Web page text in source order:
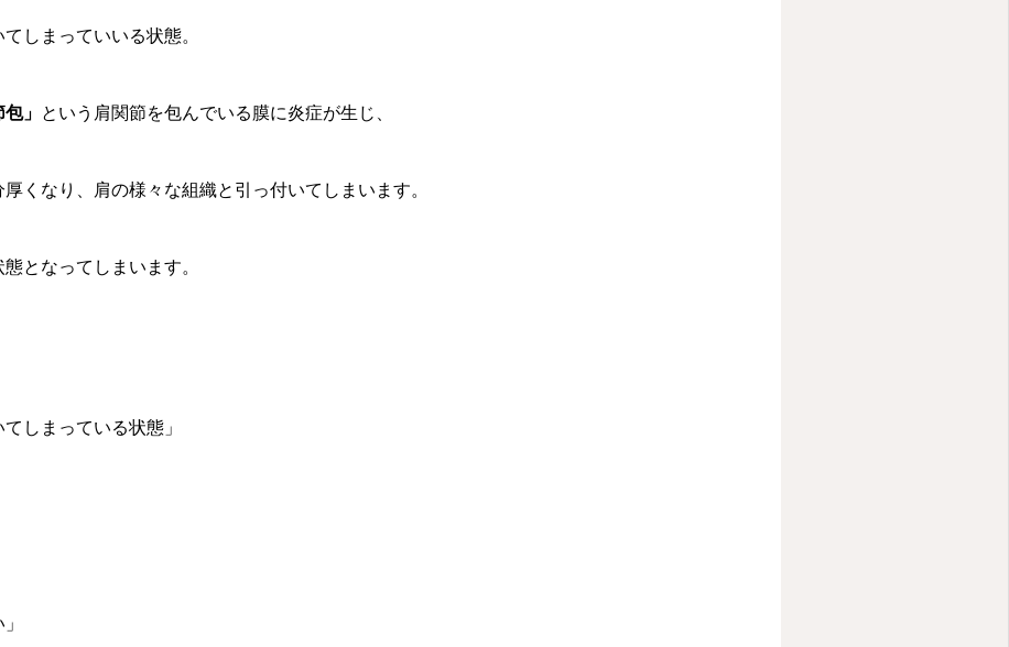
しまっていいる状態。
包」 という肩関節を包んでいる膜に炎症が生じ、
くなり、肩の様々な組織と引っ付いてしまいます。
態となってしまいます。
しまっている状態」